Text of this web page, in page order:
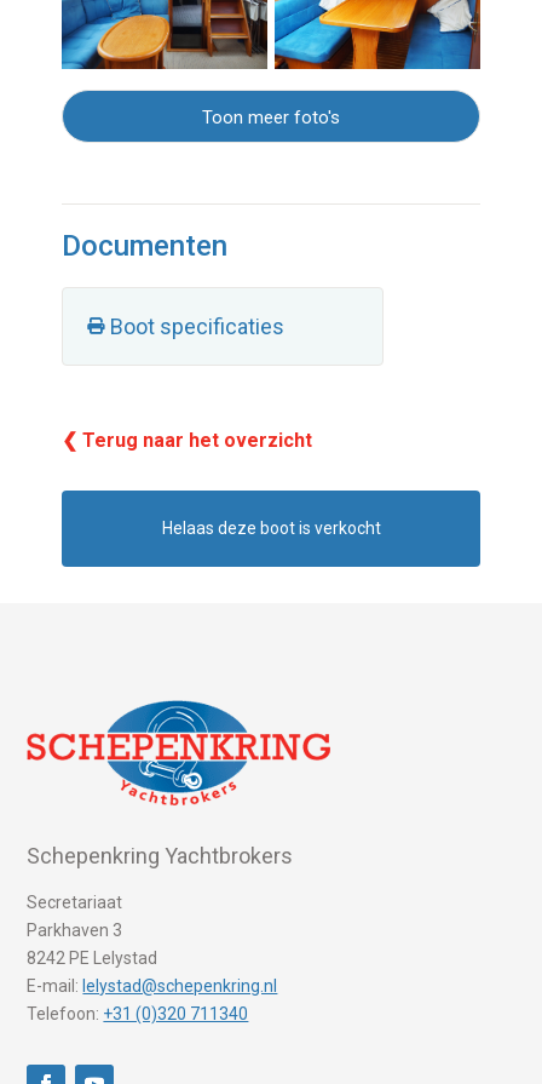
Toon meer foto's
Documenten
Boot specificaties
❮ Terug naar het overzicht
Helaas deze boot is verkocht
Schepenkring Yachtbrokers
Secretariaat
Parkhaven 3
8242 PE Lelystad
E-mail: lelystad@schepenkring.nl
Telefoon: +31 (0)320 711340